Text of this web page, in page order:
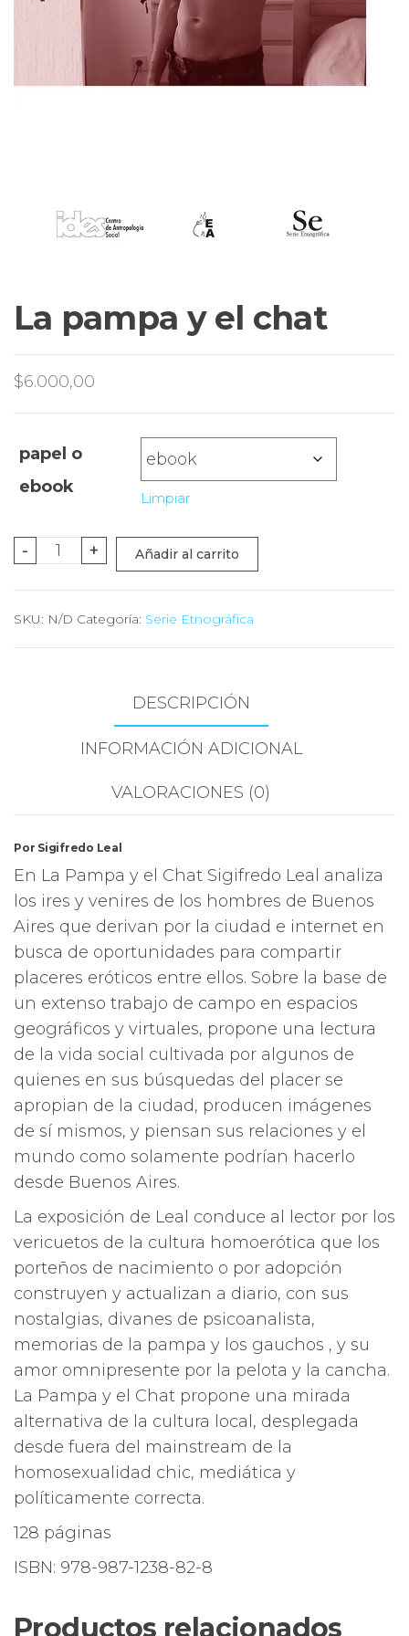
La pampa y el chat
$6.000,00
papel o
ebook
Limpiar
-
el
+ Añadir al carrito
SKU: N/D Categoría: Serie Etnográfica
DESCRIPCIÓN
INFORMACIÓN ADICIONAL
VALORACIONES (0)
Por Sigifredo Leal
En La Pampa y el Chat Sigifredo Leal analiza
los ires y venires de los hombres de Buenos
Aires que derivan por la ciudad e internet en
busca de oportunidades para compartir
placeres eróticos entre ellos. Sobre la base de
un extenso trabajo de campo en espacios
geográficos y virtuales, propone una lectura
de la vida social cultivada por algunos de
quienes en sus búsquedas del placer se
apropian de la ciudad, producen imágenes
de sí mismos, y piensan sus relaciones y el
mundo como solamente podrían hacerlo
desde Buenos Aires.
La exposición de Leal conduce al lector por los
vericuetos de la cultura homoerótica que los
porteños de nacimiento o por adopción
construyen y actualizan a diario, con sus
nostalgias, divanes de psicoanalista,
memorias de la pampa y los gauchos , y su
amor omnipresente por la pelota y la cancha.
La Pampa y el Chat propone una mirada
alternativa de la cultura local, desplegada
desde fuera del mainstream de la
homosexualidad chic, mediática y
políticamente correcta.
128 páginas
ISBN: 978-987-1238-82-8
Productos relacionados